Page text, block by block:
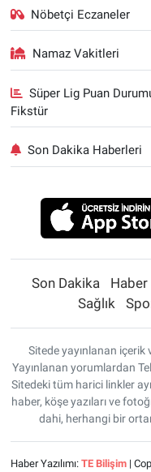
Nöbetçi Eczaneler
Namaz Vakitleri
Süper Lig Puan
Fikstür
Son Dakika Haberleri
Son Dakika Haber
Sağlık
Sitede yayınlanan
Yayınlanan yorumlardan
Sitedeki tüm harici linkler
haber, köşe yazıları ve
dahi, herhangi bir
Haber Yazılımı: TE Bilişim|